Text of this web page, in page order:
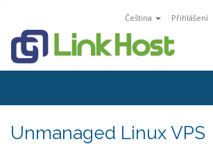
Čeština Přihlášení
Unmanaged Linux VPS